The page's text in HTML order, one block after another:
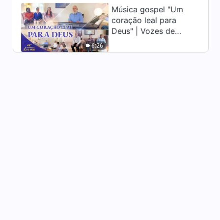
8:52
Palavras diárias de Deus:
Conhecendo a obra de Deus |
Trecho 155
6:26
Música gospel "Um
coração leal para
Deus" | Vozes de